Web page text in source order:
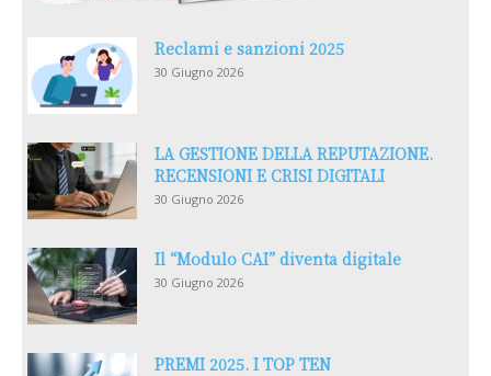
Reclami e sanzioni 2025
30 Giugno 2026
LA GESTIONE DELLA REPUTAZIONE.
RECENSIONI E CRISI DIGITALI
30 Giugno 2026
Il “Modulo CAI” diventa digitale
30 Giugno 2026
PREMI 2025. I TOP TEN